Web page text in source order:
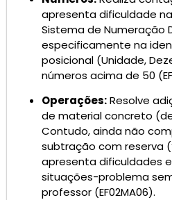
apresenta dificuldade
Sistema de Numeração
especificamente na
posicional (Unidade,
números acima de 50
Operações:Resolve
de material concreto
Contudo, ainda não
subtração com reserva
apresenta dificuldades
situações-problema
professor (EF02MA06).